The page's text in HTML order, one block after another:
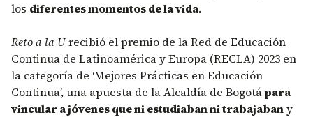
los diferentes momentos de la vida.
Reto a la Urecibió el premio de la Red de Educación
Continua de Latinoamérica y Europa (RECLA) 2023 en
la categoría de ‘Mejores Prácticas en Educación
Continua’, una apuesta de la Alcaldía de Bogotápara
vincular a jóvenes que ni estudiaban ni trabajabany